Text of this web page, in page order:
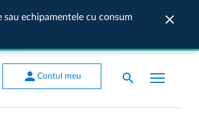
echipamentele cu consum
close
person Contul meu search